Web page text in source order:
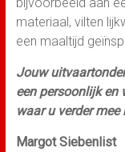
materiaal, vilten
een maaltijd
Jouw
een persoonlijk en
waar u verder mee
Margot Siebenlist